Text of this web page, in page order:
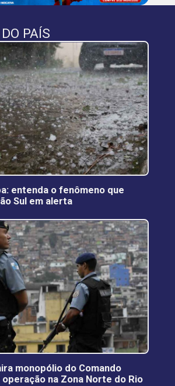
PAÍS
entenda o fenômeno que
Sul em alerta
monopólio do Comando
na Zona Norte do Rio